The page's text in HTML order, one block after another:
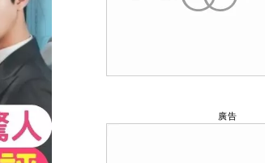
廣告